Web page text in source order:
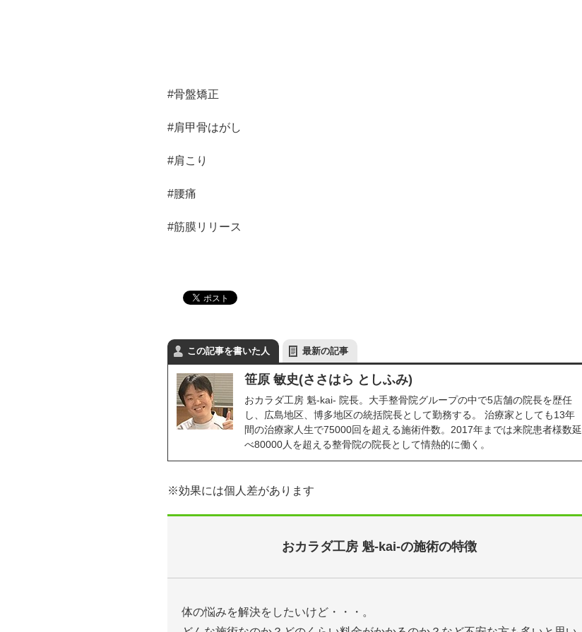
#骨盤矯正
#肩甲骨はがし
#肩こり
#腰痛
#筋膜リリース
この記事を書いた人 最新の記事
笹原 敏史(ささはら としふみ)
おカラダ工房 魁-kai- 院長。大手整骨院グループの中で5店舗の院長を歴任
し、広島地区、博多地区の統括院長として勤務する。 治療家としても13年
間の治療家人生で75000回を超える施術件数。2017年までは来院患者様数延
べ80000人を超える整骨院の院長として情熱的に働く。
※効果には個人差があります
おカラダ工房 魁-kai-の施術の特徴
体の悩みを解決をしたいけど・・・。